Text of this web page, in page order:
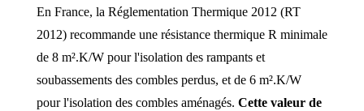
En France, la Réglementation Thermique 2012 (RT
2012) recommande une résistance thermique R minimale
de 8 m².K/W pour l'isolation des rampants et
soubassements des combles perdus, et de 6 m².K/W
pour l'isolation des combles aménagés. Cette valeur de